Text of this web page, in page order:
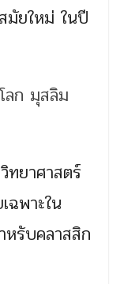
มัยใหม่ ในปี
ทยาศาสตร์
ฉพาะใน
หรับคลาสสิก